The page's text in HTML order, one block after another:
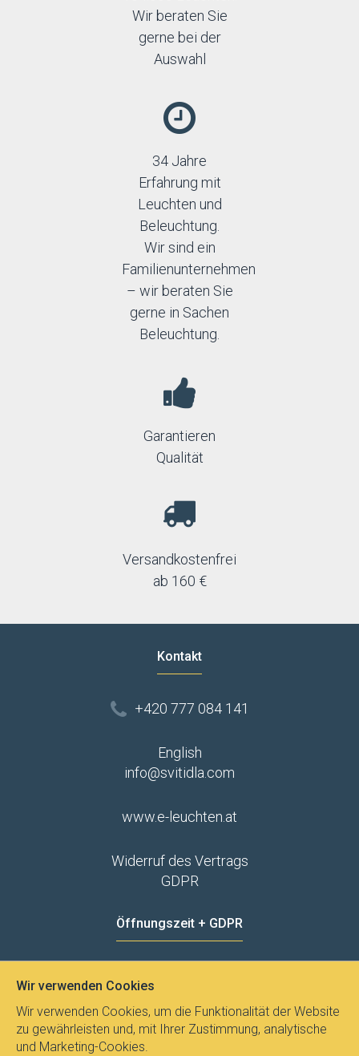
Wir beraten Sie
gerne bei der
Auswahl
34 Jahre
Erfahrung mit
Leuchten und
Beleuchtung.
Wir sind ein
Familienunternehmen
– wir beraten Sie
gerne in Sachen
Beleuchtung.
Garantieren
Qualität
Versandkostenfrei
ab 160 €
Kontakt
+420 777 084 141
English
info@svitidla.com
www.e-leuchten.at
Widerruf des Vertrags
GDPR
Öffnungszeit + GDPR
Wir verwenden Cookies
Wir verwenden Cookies, um die Funktionalität der Website
zu gewährleisten und, mit Ihrer Zustimmung, analytische
und Marketing-Cookies.